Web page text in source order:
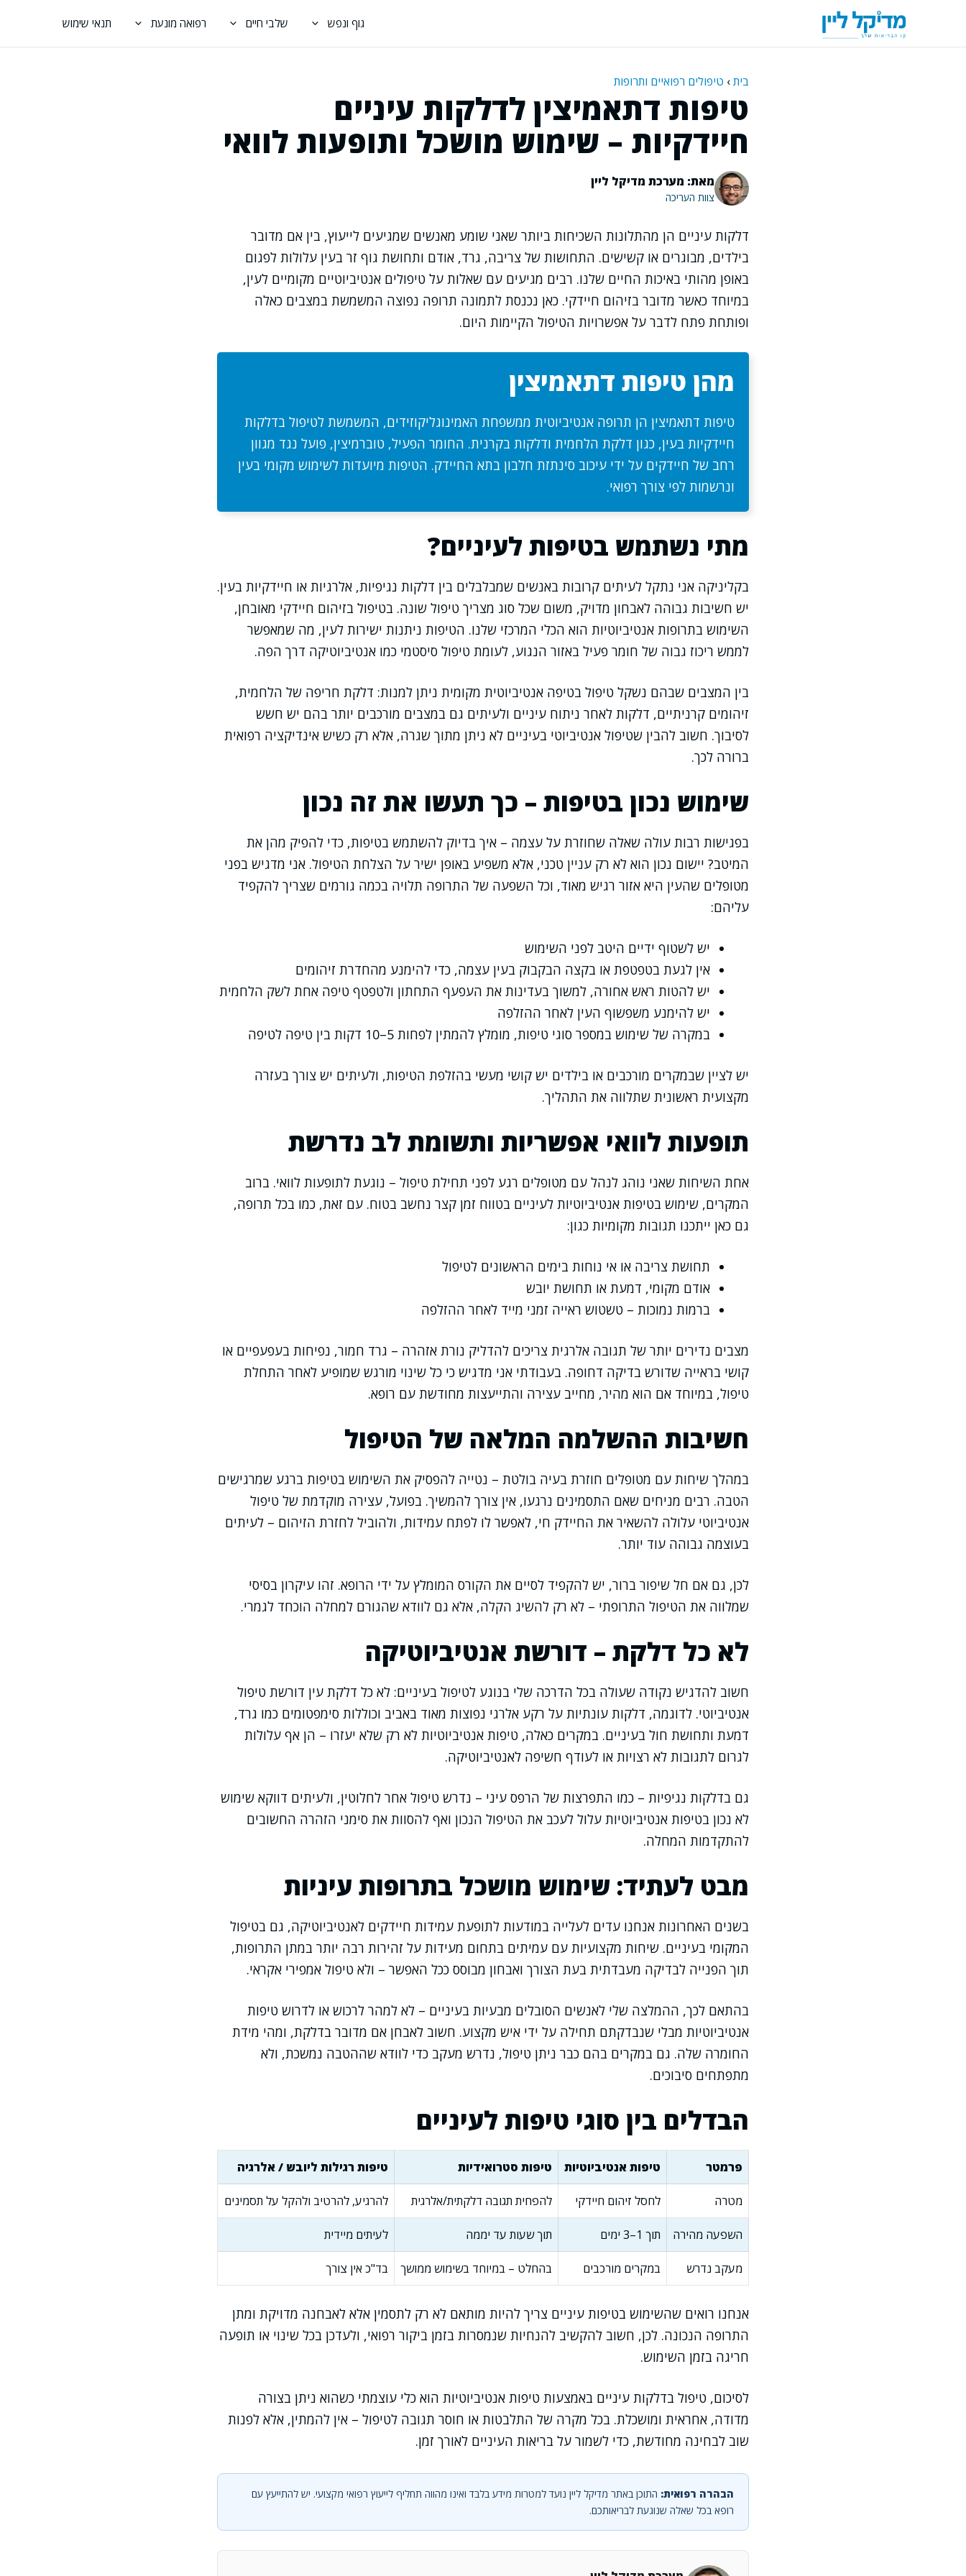
גוף ונפש שלבי חיים רפואה מונעת תנאי שימוש
בית› טיפולים רפואיים ותרופות
טיפות דתאמיצין לדלקות עיניים
חיידקיות – שימוש מושכל ותופעות לוואי
מאת: מערכת מדיקל ליין
צוות העריכה
דלקות עיניים הן מהתלונות השכיחות ביותר שאני שומע מאנשים שמגיעים לייעוץ, בין אם מדובר
בילדים, מבוגרים או קשישים. התחושות של צריבה, גרד, אודם ותחושת גוף זר בעין עלולות לפגום
באופן מהותי באיכות החיים שלנו. רבים מגיעים עם שאלות על טיפולים אנטיביוטיים מקומיים לעין,
במיוחד כאשר מדובר בזיהום חיידקי. כאן נכנסת לתמונה תרופה נפוצה המשמשת במצבים כאלה
ופותחת פתח לדבר על אפשרויות הטיפול הקיימות היום.
מהן טיפות דתאמיצין
טיפות דתאמיצין הן תרופה אנטיביוטית ממשפחת האמינוגליקוזידים, המשמשת לטיפול בדלקות
חיידקיות בעין, כגון דלקת הלחמית ודלקות בקרנית. החומר הפעיל, טוברמיצין, פועל נגד מגוון
רחב של חיידקים על ידי עיכוב סינתזת חלבון בתא החיידק. הטיפות מיועדות לשימוש מקומי בעין
ונרשמות לפי צורך רפואי.
מתי נשתמש בטיפות לעיניים?
בקליניקה אני נתקל לעיתים קרובות באנשים שמבלבלים בין דלקות נגיפיות, אלרגיות או חיידקיות בעין.
יש חשיבות גבוהה לאבחון מדויק, משום שכל סוג מצריך טיפול שונה. בטיפול בזיהום חיידקי מאובחן,
השימוש בתרופות אנטיביוטיות הוא הכלי המרכזי שלנו. הטיפות ניתנות ישירות לעין, מה שמאפשר
לממש ריכוז גבוה של חומר פעיל באזור הנגוע, לעומת טיפול סיסטמי כמו אנטיביוטיקה דרך הפה.
בין המצבים שבהם נשקל טיפול בטיפה אנטיביוטית מקומית ניתן למנות: דלקת חריפה של הלחמית,
זיהומים קרניתיים, דלקות לאחר ניתוח עיניים ולעיתים גם במצבים מורכבים יותר בהם יש חשש
לסיבוך. חשוב להבין שטיפול אנטיביוטי בעיניים לא ניתן מתוך שגרה, אלא רק כשיש אינדיקציה רפואית
ברורה לכך.
שימוש נכון בטיפות – כך תעשו את זה נכון
בפגישות רבות עולה שאלה שחוזרת על עצמה – איך בדיוק להשתמש בטיפות, כדי להפיק מהן את
המיטב? יישום נכון הוא לא רק עניין טכני, אלא משפיע באופן ישיר על הצלחת הטיפול. אני מדגיש בפני
מטופלים שהעין היא אזור רגיש מאוד, וכל השפעה של התרופה תלויה בכמה גורמים שצריך להקפיד
עליהם:
יש לשטוף ידיים היטב לפני השימוש
אין לגעת בטפטפת או בקצה הבקבוק בעין עצמה, כדי להימנע מהחדרת זיהומים
יש להטות ראש אחורה, למשוך בעדינות את העפעף התחתון ולטפטף טיפה אחת לשק הלחמית
יש להימנע משפשוף העין לאחר ההזלפה
במקרה של שימוש במספר סוגי טיפות, מומלץ להמתין לפחות 5–10 דקות בין טיפה לטיפה
יש לציין שבמקרים מורכבים או בילדים יש קושי מעשי בהזלפת הטיפות, ולעיתים יש צורך בעזרה
מקצועית ראשונית שתלווה את התהליך.
תופעות לוואי אפשריות ותשומת לב נדרשת
אחת השיחות שאני נוהג לנהל עם מטופלים רגע לפני תחילת טיפול – נוגעת לתופעות לוואי. ברוב
המקרים, שימוש בטיפות אנטיביוטיות לעיניים בטווח זמן קצר נחשב בטוח. עם זאת, כמו בכל תרופה,
גם כאן ייתכנו תגובות מקומיות כגון:
תחושת צריבה או אי נוחות בימים הראשונים לטיפול
אודם מקומי, דמעת או תחושת יובש
ברמות נמוכות – טשטוש ראייה זמני מייד לאחר ההזלפה
מצבים נדירים יותר של תגובה אלרגית צריכים להדליק נורת אזהרה – גרד חמור, נפיחות בעפעפיים או
קושי בראייה שדורש בדיקה דחופה. בעבודתי אני מדגיש כי כל שינוי מורגש שמופיע לאחר התחלת
טיפול, במיוחד אם הוא מהיר, מחייב עצירה והתייעצות מחודשת עם רופא.
חשיבות ההשלמה המלאה של הטיפול
במהלך שיחות עם מטופלים חוזרת בעיה בולטת – נטייה להפסיק את השימוש בטיפות ברגע שמרגישים
הטבה. רבים מניחים שאם התסמינים נרגעו, אין צורך להמשיך. בפועל, עצירה מוקדמת של טיפול
אנטיביוטי עלולה להשאיר את החיידק חי, לאפשר לו לפתח עמידות, ולהוביל לחזרת הזיהום – לעיתים
בעוצמה גבוהה עוד יותר.
לכן, גם אם חל שיפור ברור, יש להקפיד לסיים את הקורס המומלץ על ידי הרופא. זהו עיקרון בסיסי
שמלווה את הטיפול התרופתי – לא רק להשיג הקלה, אלא גם לוודא שהגורם למחלה הוכחד לגמרי.
לא כל דלקת – דורשת אנטיביוטיקה
חשוב להדגיש נקודה שעולה בכל הדרכה שלי בנוגע לטיפול בעיניים: לא כל דלקת עין דורשת טיפול
אנטיביוטי. לדוגמה, דלקות עונתיות על רקע אלרגי נפוצות מאוד באביב וכוללות סימפטומים כמו גרד,
דמעת ותחושת חול בעיניים. במקרים כאלה, טיפות אנטיביוטיות לא רק שלא יעזרו – הן אף עלולות
לגרום לתגובות לא רצויות או לעודף חשיפה לאנטיביוטיקה.
גם בדלקות נגיפיות – כמו התפרצות של הרפס עיני – נדרש טיפול אחר לחלוטין, ולעיתים דווקא שימוש
לא נכון בטיפות אנטיביוטיות עלול לעכב את הטיפול הנכון ואף להסוות את סימני הזהרה החשובים
להתקדמות המחלה.
מבט לעתיד: שימוש מושכל בתרופות עיניות
בשנים האחרונות אנחנו עדים לעלייה במודעות לתופעת עמידות חיידקים לאנטיביוטיקה, גם בטיפול
המקומי בעיניים. שיחות מקצועיות עם עמיתים בתחום מעידות על זהירות רבה יותר במתן התרופות,
תוך הפנייה לבדיקה מעבדתית בעת הצורך ואבחון מבוסס ככל האפשר – ולא טיפול אמפירי אקראי.
בהתאם לכך, ההמלצה שלי לאנשים הסובלים מבעיות בעיניים – לא למהר לרכוש או לדרוש טיפות
אנטיביוטיות מבלי שנבדקתם תחילה על ידי איש מקצוע. חשוב לאבחן אם מדובר בדלקת, ומהי מידת
החומרה שלה. גם במקרים בהם כבר ניתן טיפול, נדרש מעקב כדי לוודא שההטבה נמשכת, ולא
מתפתחים סיבוכים.
הבדלים בין סוגי טיפות לעיניים
פרמטר טיפות אנטיביוטיות טיפות סטרואידיות טיפות רגילות ליובש / אלרגיה
מטרה לחסל זיהום חיידקי להפחית תגובה דלקתית/אלרגית להרגיע, להרטיב ולהקל על תסמינים
השפעה מהירה תוך 1–3 ימים תוך שעות עד יממה לעיתים מיידית
מעקב נדרש במקרים מורכבים בהחלט – במיוחד בשימוש ממושך בד"כ אין צורך
אנחנו רואים שהשימוש בטיפות עיניים צריך להיות מותאם לא רק לתסמין אלא לאבחנה מדויקת ומתן
התרופה הנכונה. לכן, חשוב להקשיב להנחיות שנמסרות בזמן ביקור רפואי, ולעדכן בכל שינוי או תופעה
חריגה בזמן השימוש.
לסיכום, טיפול בדלקות עיניים באמצעות טיפות אנטיביוטיות הוא כלי עוצמתי כשהוא ניתן בצורה
מדודה, אחראית ומושכלת. בכל מקרה של התלבטות או חוסר תגובה לטיפול – אין להמתין, אלא לפנות
שוב לבחינה מחודשת, כדי לשמור על בריאות העיניים לאורך זמן.
הבהרה רפואית: התוכן באתר מדיקל ליין נועד למטרות מידע בלבד ואינו מהווה תחליף לייעוץ רפואי מקצועי. יש להתייעץ עם
רופא בכל שאלה שנוגעת לבריאותכם.